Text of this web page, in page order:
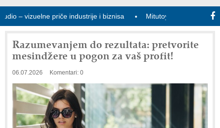
vizuelne priče industrije i biznisa Mitutoyo Crysta-Apex V
Razumevanjem do rezultata: pretvorite
mesindžere u pogon za vaš profit!
06.07.2026 Komentari: 0